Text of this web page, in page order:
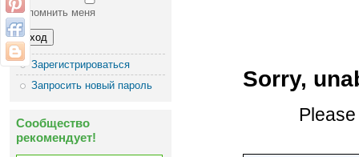
Запомнить меня
Зарегистрироваться
Запросить новый пароль
Сообщество
рекомендует!